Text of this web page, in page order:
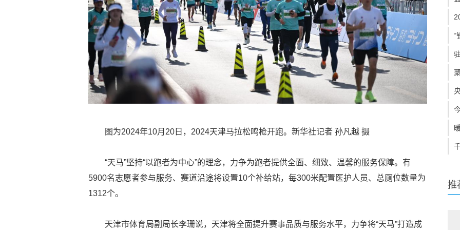
图为2024年10月20日，2024天津马拉松鸣枪开跑。新华社记者 孙凡越 摄
“天马”坚持“以跑者为中心”的理念，力争为跑者提供全面、细致、温馨的服务保障。有
5900名志愿者参与服务、赛道沿途将设置10个补给站，每300米配置医护人员、总厕位数量为
1312个。
天津市体育局副局长李珊说，天津将全面提升赛事品质与服务水平，力争将“天马”打造成
“
推